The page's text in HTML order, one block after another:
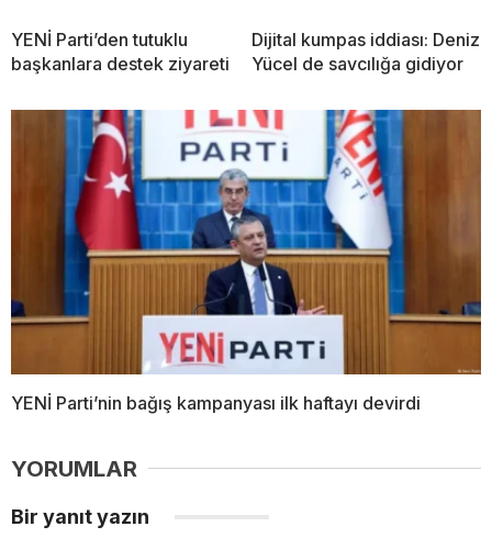
YENİ Parti’den tutuklu
başkanlara destek ziyareti
Dijital kumpas iddiası: Deniz
Yücel de savcılığa gidiyor
YENİ Parti’nin bağış kampanyası ilk haftayı devirdi
YORUMLAR
Bir yanıt yazın